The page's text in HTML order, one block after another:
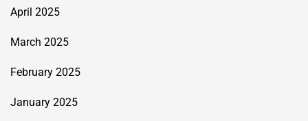
April 2025
March 2025
February 2025
January 2025